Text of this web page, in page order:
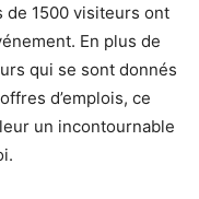
de 1500 visiteurs ont
En plus de
qui se sont donnés
d’emplois, ce
un incontournable